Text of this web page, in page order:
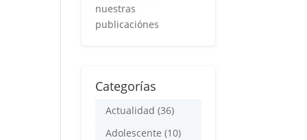
nuestras
publicaciónes
Categorías
Actualidad (36)
Adolescente (10)